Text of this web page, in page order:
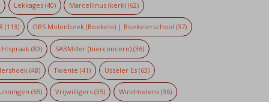
Lekkages(40) Marcellinus (kerk) (62)
(113) OBS Molenbeek (Boekelo) | Boekelerschool (37)
(80) SABMiller (bierconcern) (36)
(48) Twente (41) Usseler Es(63)
(65) Vrijwilligers (35) Windmolens(36)